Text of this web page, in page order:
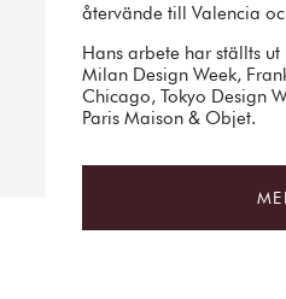
återvände till Valencia
Hans arbete har ställts
Milan Design Week,
Chicago, Tokyo Design
Paris Maison & Objet.